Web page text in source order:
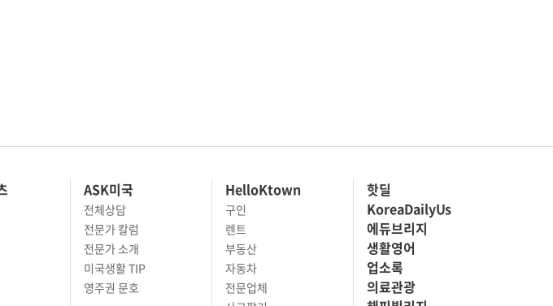
ASK미국
전체상담
전문가 칼럼
전문가 소개
HelloKtown
구인
렌트
부동산
핫딜
KoreaDailyUs
에듀브리지
생활영어